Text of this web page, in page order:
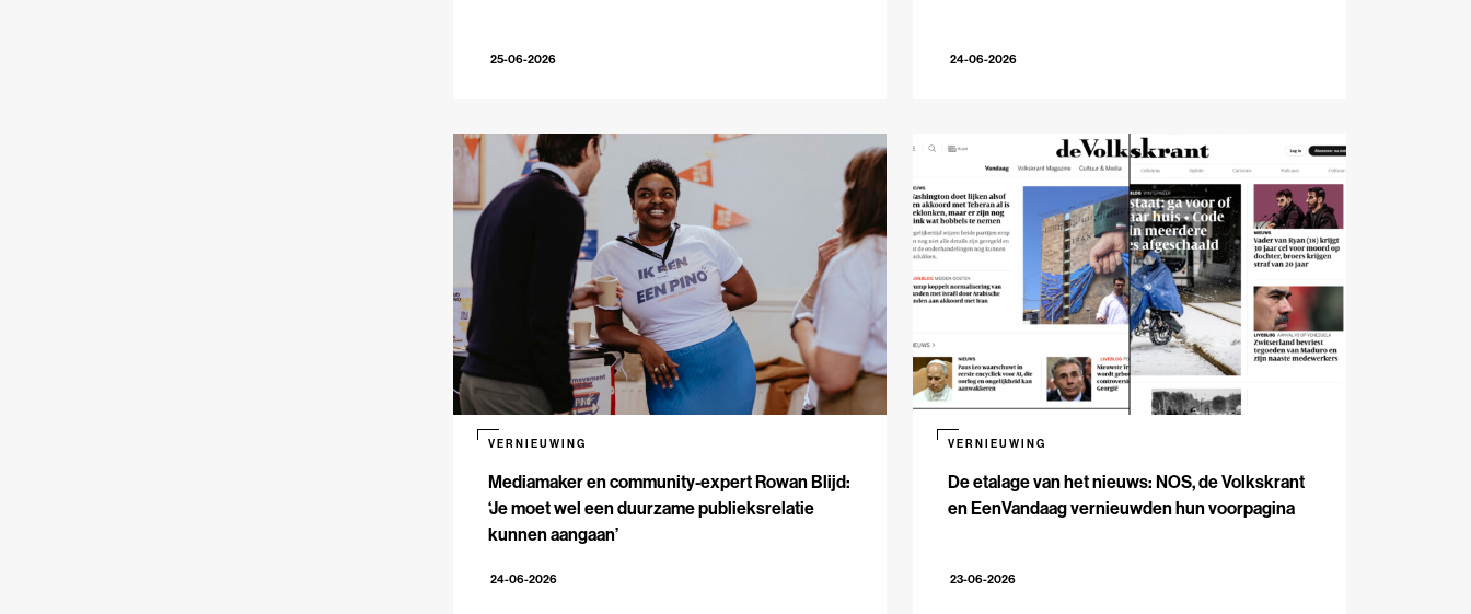
25-06-2026 24-06-2026
Mediamaker en community-expert Rowan Blijd:
‘Je moet wel een duurzame publieksrelatie
kunnen aangaan’
VERNIEUWING
24-06-2026
De etalage van het nieuws: NOS, de Volkskrant
en EenVandaag vernieuwden hun voorpagina
VERNIEUWING
23-06-2026